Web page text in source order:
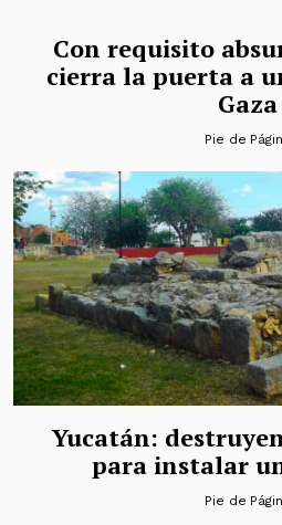
Con requisito
cierra la puerta a
Gaza
Pie de
Yucatán:
para instalar
Pie de